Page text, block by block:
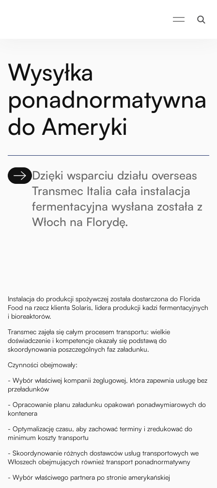
Wysyłka
ponadnormatywna
do Ameryki
Dzięki wsparciu działu overseas
Transmec Italia cała instalacja
fermentacyjna wysłana została z
Włoch na Florydę.
Instalacja do produkcji spożywczej została dostarczona do Florida
Food na rzecz klienta Solaris, lidera produkcji kadzi fermentacyjnych
i bioreaktorów.
Transmec zajęła się całym procesem transportu: wielkie
doświadczenie i kompetencje okazały się podstawą do
skoordynowania poszczególnych faz załadunku.
Czynności obejmowały:
- Wybór właściwej kompanii żeglugowej, która zapewnia usługę bez
przeładunków
- Opracowanie planu załadunku opakowań ponadwymiarowych do
kontenera
- Optymalizację czasu, aby zachować terminy i zredukować do
minimum koszty transportu
- Skoordynowanie różnych dostawców usług transportowych we
Włoszech obejmujących również transport ponadnormatywny
- Wybór właściwego partnera po stronie amerykańskiej